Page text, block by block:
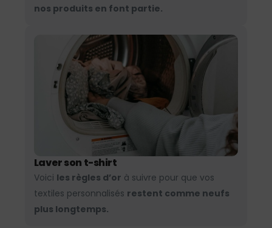
nos produits en font partie.
Laver son t-shirt
Voici les règles d’or à suivre pour que vos
textiles personnalisés restent comme neufs
plus longtemps.